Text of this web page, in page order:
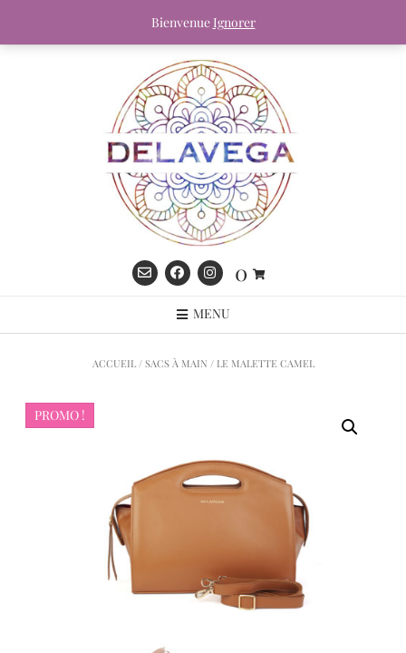
content
DELAVEGA, France
0
MENU
ACCUEIL/ SACS À MAIN / LE MALETTE CAMEL
PROMO !
Bienvenue Ignorer